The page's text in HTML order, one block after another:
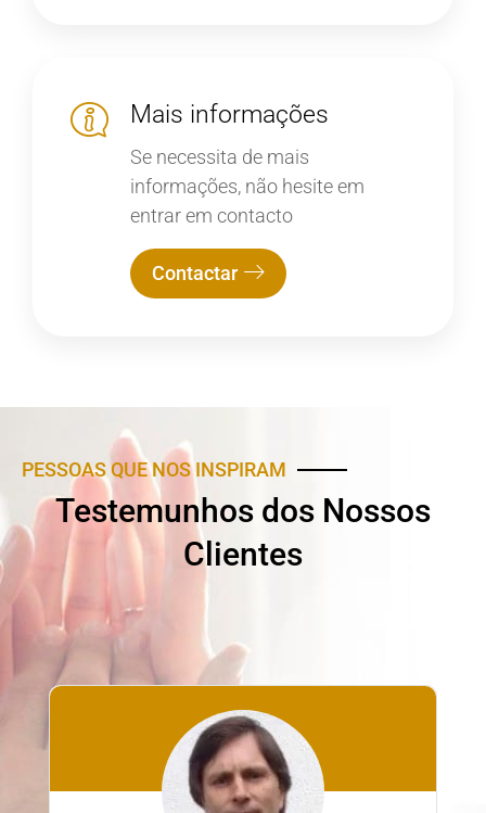
Mais informações
Se necessita de mais
informações, não hesite em
entrar em contacto
Contactar
PESSOAS QUE NOS INSPIRAM
Testemunhos dos Nossos
Clientes